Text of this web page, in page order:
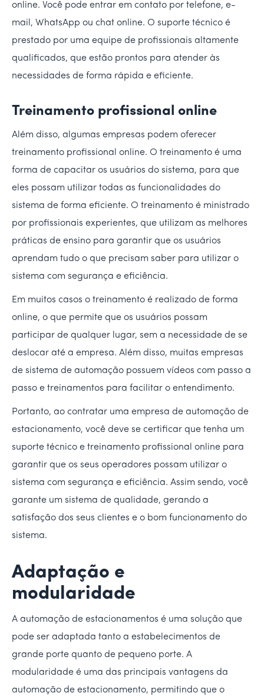
online. Você pode entrar em contato por telefone, e-
mail, WhatsApp ou chat online. O suporte técnico é
prestado por uma equipe de profissionais altamente
qualificados, que estão prontos para atender às
necessidades de forma rápida e eficiente.
Treinamento profissional online
Além disso, algumas empresas podem oferecer
treinamento profissional online. O treinamento é uma
forma de capacitar os usuários do sistema, para que
eles possam utilizar todas as funcionalidades do
sistema de forma eficiente. O treinamento é ministrado
por profissionais experientes, que utilizam as melhores
práticas de ensino para garantir que os usuários
aprendam tudo o que precisam saber para utilizar o
sistema com segurança e eficiência.
Em muitos casos o treinamento é realizado de forma
online, o que permite que os usuários possam
participar de qualquer lugar, sem a necessidade de se
deslocar até a empresa. Além disso, muitas empresas
de sistema de automação possuem vídeos com passo a
passo e treinamentos para facilitar o entendimento.
Portanto, ao contratar uma empresa de automação de
estacionamento, você deve se certificar que tenha um
suporte técnico e treinamento profissional online para
garantir que os seus operadores possam utilizar o
sistema com segurança e eficiência. Assim sendo, você
garante um sistema de qualidade, gerando a
satisfação dos seus clientes e o bom funcionamento do
sistema.
Adaptação e
modularidade
A automação de estacionamentos é uma solução que
pode ser adaptada tanto a estabelecimentos de
grande porte quanto de pequeno porte. A
modularidade é uma das principais vantagens da
automação de estacionamento, permitindo que o